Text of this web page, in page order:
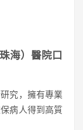
海）醫院口
究，擁有專業
病人得到高質